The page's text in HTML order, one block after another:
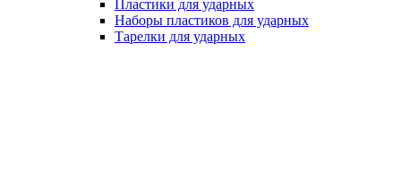
Пластики для ударных
Наборы пластиков для ударных
Тарелки для ударных